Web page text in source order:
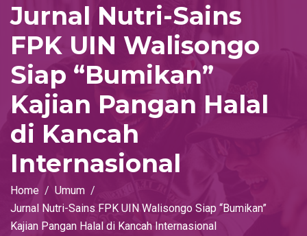
Jurnal Nutri-Sains
FPK UIN Walisongo
Siap “Bumikan”
Kajian Pangan Halal
di Kancah
Internasional
Home
Umum
Jurnal Nutri-Sains FPK UIN Walisongo Siap “Bumikan”
Kajian Pangan Halal di Kancah Internasional